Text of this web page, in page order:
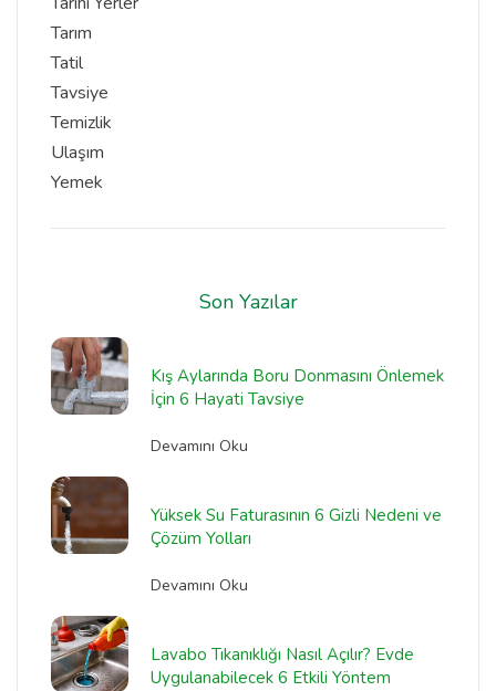
Tarım
Tatil
Tavsiye
Temizlik
Ulaşım
Yemek
Son Yazılar
Kış Aylarında Boru Donmasını Önlemek
İçin 6 Hayati Tavsiye
Devamını Oku
Yüksek Su Faturasının 6 Gizli Nedeni ve
Çözüm Yolları
Devamını Oku
Lavabo Tıkanıklığı Nasıl Açılır? Evde
Uygulanabilecek 6 Etkili Yöntem